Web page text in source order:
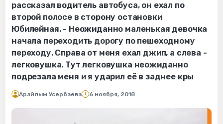
рассказал водитель автобуса, он ехал по
второй полосе в сторону остановки
Юбилейная. - Неожиданно маленькая девочка
начала переходить дорогу по пешеходному
переходу. Справа от меня ехал джип, а слева -
легковушка. Тут легковушка неожиданно
подрезала меня и я ударил её в заднее кры
Арайлым Усербаева 6 ноября, 2018